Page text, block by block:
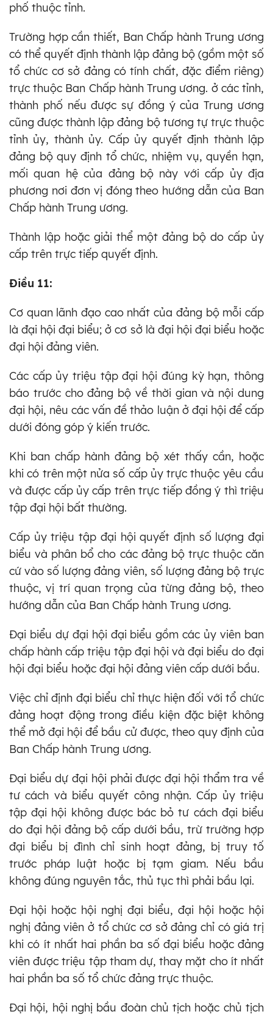
phố thuộc tỉnh.
Trường hợp cần thiết, Ban Chấp hành Trung ương
có thể quyết định thành lập đảng bộ (gồm một số
tổ chức cơ sở đảng có tính chất, đặc điểm riêng)
trực thuộc Ban Chấp hành Trung ương. ở các tỉnh,
thành phố nếu được sự đồng ý của Trung ương
cũng được thành lập đảng bộ tương tự trực thuộc
tỉnh ủy, thành ủy. Cấp ủy quyết định thành lập
đảng bộ quy định tổ chức, nhiệm vụ, quyền hạn,
mối quan hệ của đảng bộ này với cấp ủy địa
phương nơi đơn vị đóng theo hướng dẫn của Ban
Chấp hành Trung ương.
Thành lập hoặc giải thể một đảng bộ do cấp ủy
cấp trên trực tiếp quyết định.
Điều 11:
Cơ quan lãnh đạo cao nhất của đảng bộ mỗi cấp
là đại hội đại biểu; ở cơ sở là đại hội đại biểu hoặc
đại hội đảng viên.
Các cấp ủy triệu tập đại hội đúng kỳ hạn, thông
báo trước cho đảng bộ về thời gian và nội dung
đại hội, nêu các vấn đề thảo luận ở đại hội để cấp
dưới đóng góp ý kiến trước.
Khi ban chấp hành đảng bộ xét thấy cần, hoặc
khi có trên một nửa số cấp ủy trực thuộc yêu cầu
và được cấp ủy cấp trên trực tiếp đồng ý thì triệu
tập đại hội bất thường.
Cấp ủy triệu tập đại hội quyết định số lượng đại
biểu và phân bổ cho các đảng bộ trực thuộc căn
cứ vào số lượng đảng viên, số lượng đảng bộ trực
thuộc, vị trí quan trọng của từng đảng bộ, theo
hướng dẫn của Ban Chấp hành Trung ương.
Đại biểu dự đại hội đại biểu gồm các ủy viên ban
chấp hành cấp triệu tập đại hội và đại biểu do đại
hội đại biểu hoặc đại hội đảng viên cấp dưới bầu.
Việc chỉ định đại biểu chỉ thực hiện đối với tổ chức
đảng hoạt động trong điều kiện đặc biệt không
thể mở đại hội để bầu cử được, theo quy định của
Ban Chấp hành Trung ương.
Đại biểu dự đại hội phải được đại hội thẩm tra về
tư cách và biểu quyết công nhận. Cấp ủy triệu
tập đại hội không được bác bỏ tư cách đại biểu
do đại hội đảng bộ cấp dưới bầu, trừ trường hợp
đại biểu bị đình chỉ sinh hoạt đảng, bị truy tố
trước pháp luật hoặc bị tạm giam. Nếu bầu
không đúng nguyên tắc, thủ tục thì phải bầu lại.
Đại hội hoặc hội nghị đại biểu, đại hội hoặc hội
nghị đảng viên ở tổ chức cơ sở đảng chỉ có giá trị
khi có ít nhất hai phần ba số đại biểu hoặc đảng
viên được triệu tập tham dự, thay mặt cho ít nhất
hai phần ba số tổ chức đảng trực thuộc.
Đại hội, hội nghị bầu đoàn chủ tịch hoặc chủ tịch